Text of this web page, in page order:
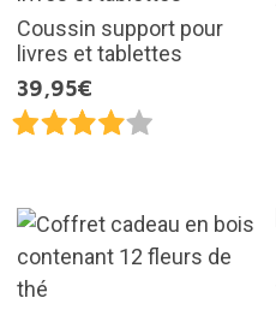
Coussin support pour
livres et tablettes
39,95€